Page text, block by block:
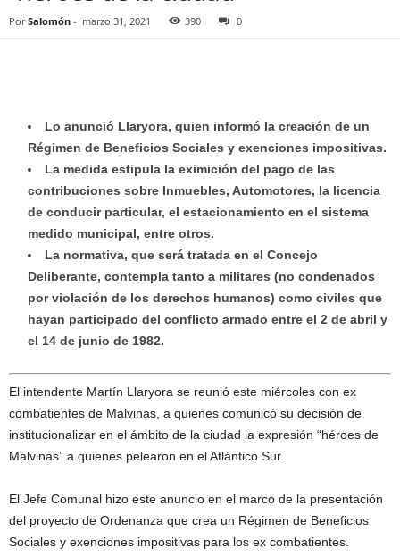
Por Salomón - marzo 31, 2021 390 0
Lo anunció Llaryora, quien informó la creación de un
Régimen de Beneficios Sociales y exenciones impositivas.
La medida estipula la eximición del pago de las
contribuciones sobre Inmuebles, Automotores, la licencia
de conducir particular, el estacionamiento en el sistema
medido municipal, entre otros.
La normativa, que será tratada en el Concejo
Deliberante, contempla tanto a militares (no condenados
por violación de los derechos humanos) como civiles que
hayan participado del conflicto armado entre el 2 de abril y
el 14 de junio de 1982.
El intendente Martín Llaryora se reunió este miércoles con ex
combatientes de Malvinas, a quienes comunicó su decisión de
institucionalizar en el ámbito de la ciudad la expresión “héroes de
Malvinas” a quienes pelearon en el Atlántico Sur.
El Jefe Comunal hizo este anuncio en el marco de la presentación
del proyecto de Ordenanza que crea un Régimen de Beneficios
Sociales y exenciones impositivas para los ex combatientes.